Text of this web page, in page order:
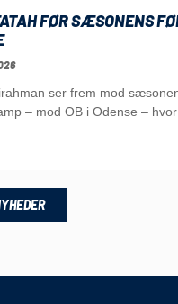
FØR SÆSONENS
ser frem mod
– mod OB i Odense – hvor